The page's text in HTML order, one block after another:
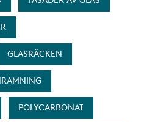
GLASRÄCKEN
POLYCARBONAT